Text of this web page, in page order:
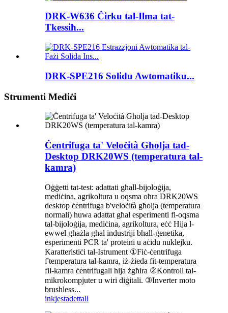
DRK-W636 Ċirku tal-Ilma tat-
Tkessiħ...
DRK-SPE216 Solidu Awtomatiku...
Strumenti Mediċi
Ċentrifuga ta' Veloċità Għolja tad-
Desktop DRK20WS (temperatura tal-
kamra)
Oġġetti tat-test: adattati għall-bijoloġija,
mediċina, agrikoltura u oqsma oħra DRK20WS
desktop ċentrifuga b'veloċità għolja (temperatura
normali) huwa adattat għal esperimenti fl-oqsma
tal-bijoloġija, mediċina, agrikoltura, eċċ Hija l-
ewwel għażla għal industriji bħall-ġenetika,
esperimenti PCR ta' proteini u aċidu nuklejku.
Karatteristiċi tal-Istrument ①Fiċ-ċentrifuga
f'temperatura tal-kamra, iż-żieda fit-temperatura
fil-kamra ċentrifugali hija żgħira ②Kontroll tal-
mikrokompjuter u wiri diġitali. ③Inverter moto
brushless...
inkjestadettall